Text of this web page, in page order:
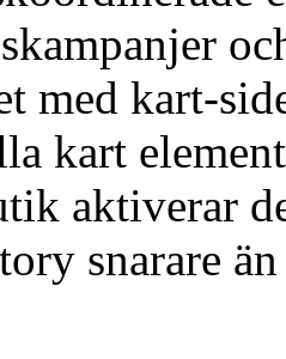
med kart-
kart
aktiverar
snarare